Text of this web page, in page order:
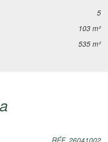
5
103 m²
535 m²
RÉF. 26041002